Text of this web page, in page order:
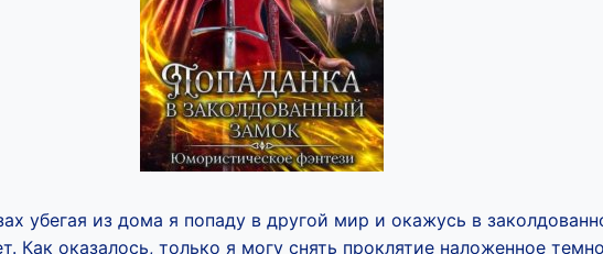
убегая из дома я попаду в другой мир и окажусь в
Как оказалось, только я могу снять проклятие наложенное